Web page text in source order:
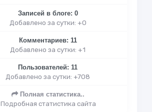
Записей в блоге: 0
Добавлено за сутки: +0
Комментариев: 11
Добавлено за сутки: +1
Пользователей: 11
Добавлено за сутки: +708
Полная статистика..
Подробная статистика сайта